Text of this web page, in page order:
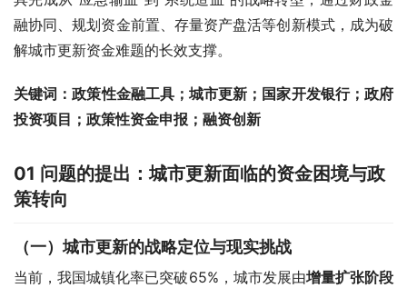
融协同、规划资金前置、存量资产盘活等创新模式，成为破
解城市更新资金难题的长效支撑。
关键词 ：政策性金融工具；城市更新；国家开发银行；政府
投资项目；政策性资金申报；融资创新
01 问题的提出：城市更新面临的资金困境与政
策转向
（一）城市更新的战略定位与现实挑战
当前，我国城镇化率已突破65%，城市发展由增量扩张阶段